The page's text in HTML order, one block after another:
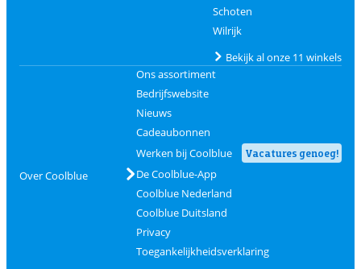
Schoten
Wilrijk
Bekijk al onze 11 winkels
Over Coolblue
Ons assortiment
Bedrijfswebsite
Nieuws
Cadeaubonnen
Werken bij Coolblue
Vacatures genoeg!
De Coolblue-App
Coolblue Nederland
Coolblue Duitsland
Privacy
Toegankelijkheidsverklaring